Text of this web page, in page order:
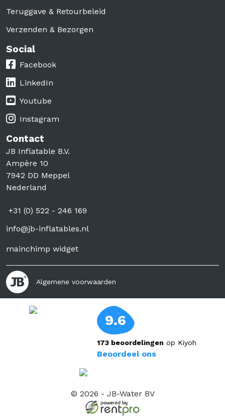
Teruggave & Retourbeleid
Verzenden & Bezorgen
Social
Social
Facebook
LinkedIn
Youtube
Instagram
Contact
JB Inflatable B.V.
Ampère 10
7942 DD Meppel
Nederland
+31 (0) 522 - 246 169
info@jb-inflatables.nl
mainchimp widget
Algemene voorwaarden
9.6
173 beoordelingen op Kiyoh
Beoordeel ons
© 2026 - JB-Water BV